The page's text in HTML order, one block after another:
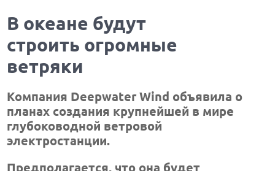
В океане будут
строить огромные
ветряки
Компания Deepwater Wind объявила о
планах создания крупнейшей в мире
глубоководной ветровой
электростанции.
Предполагается, что она будет